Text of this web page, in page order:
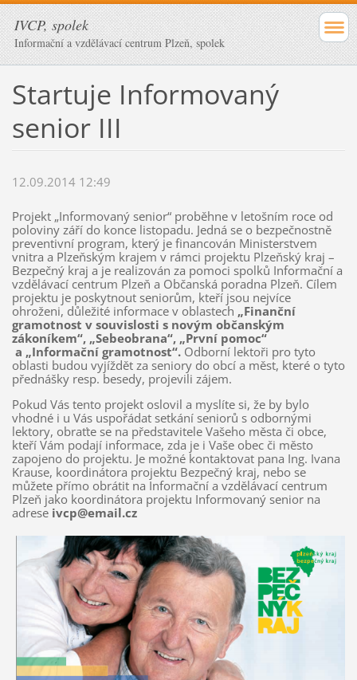
IVCP, spolek
Informační a vzdělávací centrum Plzeň, spolek
Startuje Informovaný
senior III
12.09.2014 12:49
Projekt „Informovaný senior“ proběhne v letošním roce od
poloviny září do konce listopadu. Jedná se o bezpečnostně
preventivní program, který je financován Ministerstvem
vnitra a Plzeňským krajem v rámci projektu Plzeňský kraj –
Bezpečný kraj a je realizován za pomoci spolků Informační a
vzdělávací centrum Plzeň a Občanská poradna Plzeň. Cílem
projektu je poskytnout seniorům, kteří jsou nejvíce
ohroženi, důležité informace v oblastech „Finanční
gramotnost v souvislosti s novým občanským
zákoníkem“, „Sebeobrana“, „První pomoc“
a „Informační gramotnost“. Odborní lektoři pro tyto
oblasti budou vyjíždět za seniory do obcí a měst, které o tyto
přednášky resp. besedy, projevili zájem.
Pokud Vás tento projekt oslovil a myslíte si, že by bylo
vhodné i u Vás uspořádat setkání seniorů s odbornými
lektory, obraťte se na představitele Vašeho města či obce,
kteří Vám podají informace, zda je i Vaše obec či město
zapojeno do projektu. Je možné kontaktovat pana Ing. Ivana
Krause, koordinátora projektu Bezpečný kraj, nebo se
můžete přímo obrátit na Informační a vzdělávací centrum
Plzeň jako koordinátora projektu Informovaný senior na
adrese ivcp@email.cz